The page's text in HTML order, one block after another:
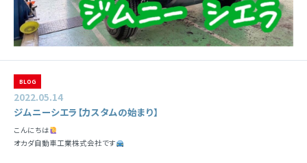
BLOG
2022.05.14
ジムニーシエラ【カスタムの始まり】
こんにちは
オカダ自動車工業株式会社です